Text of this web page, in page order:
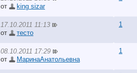
от
king sizar
17.10.2011 11:13
от
тесто
1
08.10.2011 17:29
от
МаринаАнатольевна
1